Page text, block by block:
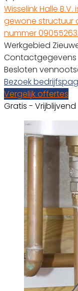
Wisselink Halle
gewone structuur
nummer
Werkgebied
Contactgegevens
Besloten
Bezoek
Vergelijk offertes
Gratis - Vrijblijvend